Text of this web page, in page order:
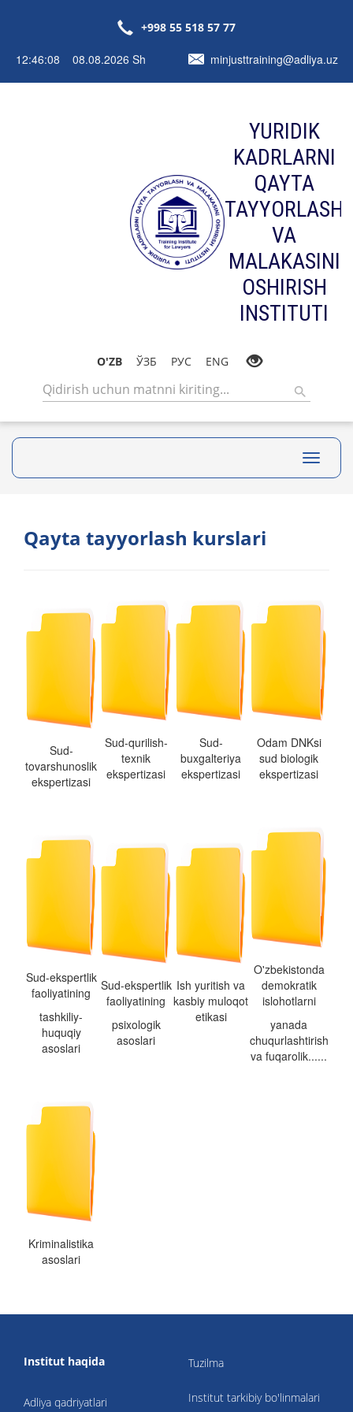
+998 55 518 57 77
12:46:08 08.08.2026 Sh minjusttraining@adliya.uz
YURIDIK
KADRLARNI
QAYTA
TAYYORLASH
VA
MALAKASINI
OSHIRISH
INSTITUTI
O'ZB ЎЗБ РУС ENG
Toggle
Qayta tayyorlash kurslari
Sud-
tovarshunoslik
ekspertizasi
Sud-qurilish-
texnik
ekspertizasi
Sud-
buxgalteriya
ekspertizasi
Odam DNKsi
sud biologik
ekspertizasi
Sud-ekspertlik
faoliyatining
tashkiliy-
huquqiy
asoslari
Sud-ekspertlik
faoliyatining
psixologik
asoslari
Ish yuritish va
kasbiy muloqot
etikasi
O'zbekistonda
demokratik
islohotlarni
yanada
chuqurlashtirish
va fuqarolik......
Kriminalistika
asoslari
Institut haqida
Adliya qadriyatlari
Tuzilma
Institut tarkibiy bo'linmalari